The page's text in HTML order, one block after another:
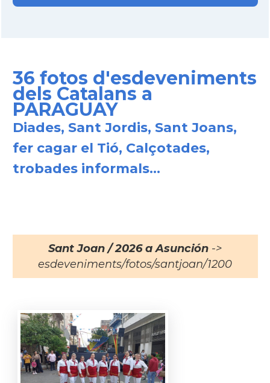
36 fotos d'esdeveniments
dels Catalans a
PARAGUAY
Diades, Sant Jordis, Sant Joans,
fer cagar el Tió, Calçotades,
trobades informals...
Sant Joan / 2026 a Asunción ->
esdeveniments/fotos/santjoan/1200